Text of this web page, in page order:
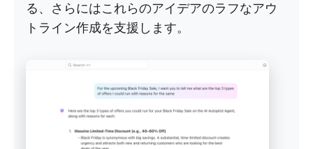
る、さらにはこれらのアイデアのラフなアウ
トライン作成を支援します。